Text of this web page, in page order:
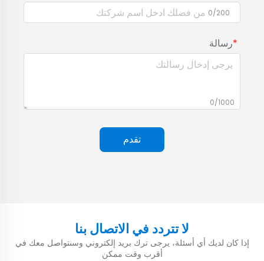
0/200
رسالة
0/1000
تقدم
لا تتردد في الاتصال بنا
إذا كان لديك أي أسئلة، يرجى ترك بريد إلكتروني وسنتواصل معك في
أقرب وقت ممكن